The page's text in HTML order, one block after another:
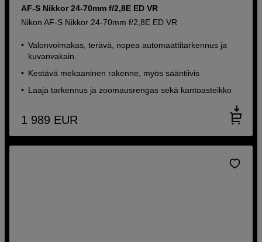
AF-S Nikkor 24-70mm f/2,8E ED VR
Nikon AF-S Nikkor 24-70mm f/2,8E ED VR
Valonvoimakas, terävä, nopea automaattitarkennus ja
kuvanvakain.
Kestävä mekaaninen rakenne, myös sääntiivis
Laaja tarkennus ja zoomausrengas sekä kantoasteikko
1 989 EUR